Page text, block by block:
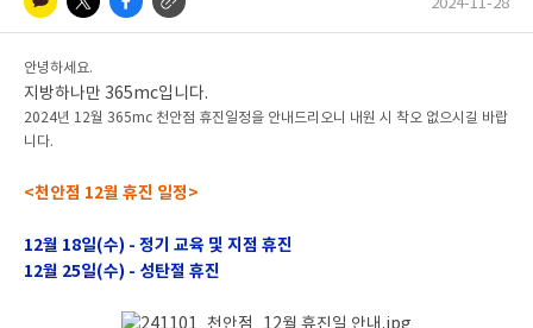
2024-11-28
안녕하세요.
지방하나만 365mc입니다.
2024년 12월 365mc 천안점 휴진일정을 안내드리오니 내원 시 착오 없으시길 바랍
니다.
<천안점 12월 휴진 일정>
12월 18일(수) - 정기 교육 및 지점 휴진
12월 25일(수) - 성탄절 휴진